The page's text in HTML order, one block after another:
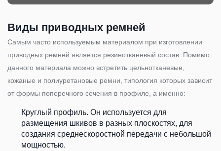
Виды приводных ремней
Самым часто используемым материалом при изготовлении
приводных ремней является резинотканевый состав. Помимо
данного материала можно встретить цельнотканевые,
кожаные и полиуретановые ремни, типология которых зависит
от формы поперечного сечения в профиле, а именно:
Круглый профиль. Он используется для
размещения шкивов в разных плоскостях, для
создания среднескоростной передачи с небольшой
мощностью.